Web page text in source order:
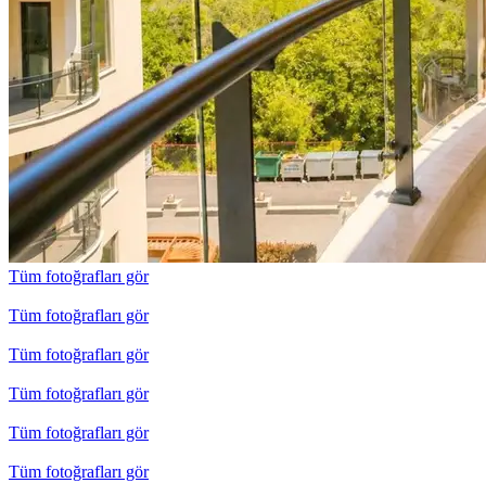
Tüm fotoğrafları gör
Tüm fotoğrafları gör
Tüm fotoğrafları gör
Tüm fotoğrafları gör
Tüm fotoğrafları gör
Tüm fotoğrafları gör